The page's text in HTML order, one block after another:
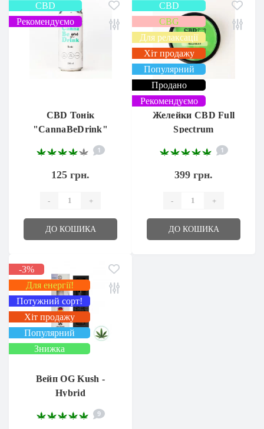
CBD
Рекомендуємо
CBD Тонік
"CannaBeDrink"
1
125 грн.
- +
ДО КОШИКА
CBD
CBG
Для релаксації
Хіт продажу
Популярний
Продано
Рекомендуємо
Желейки CBD Full
Spectrum
«Recovery»
1
399 грн.
- +
ДО КОШИКА
-3%
Для енергії!
Потужний сорт!
Хіт продажу
Популярний
Знижка
Вейп OG Kush -
Hybrid
9